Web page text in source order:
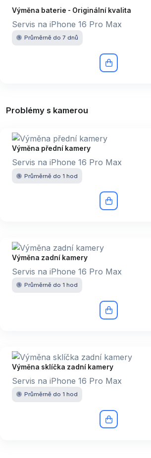
Výměna baterie - Originální kvalita
Servis na iPhone 16 Pro Max
Průměrně do 7 dnů
Problémy s kamerou
Výměna přední kamery
Servis na iPhone 16 Pro Max
Průměrně do 1 hod
Výměna zadní kamery
Servis na iPhone 16 Pro Max
Průměrně do 1 hod
Výměna sklíčka zadní kamery
Servis na iPhone 16 Pro Max
Průměrně do 1 hod